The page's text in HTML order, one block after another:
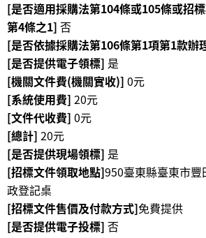
宣
告
隱
私
權
保
護
政
策
資
訊
安
[是否適用採購法第104條或105條或招
第4條之1] 否
[是否依據採購法第106條第1項第1款辦
[是否提供電子領標] 是
[機關文件費(機關實收)] 0元
[系統使用費] 20元
[文件代收費] 0元
[總計] 20元
[是否提供現場領標] 是
[招標文件領取地點]950臺東縣臺東市
政登記桌
[招標文件售價及付款方式]免費提供
[是否提供電子投標] 否